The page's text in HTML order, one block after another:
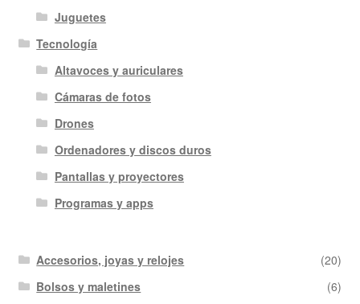
Juguetes
Tecnología
Altavoces y auriculares
Cámaras de fotos
Drones
Ordenadores y discos duros
Pantallas y proyectores
Programas y apps
Accesorios, joyas y relojes
(20)
Bolsos y maletines
(6)